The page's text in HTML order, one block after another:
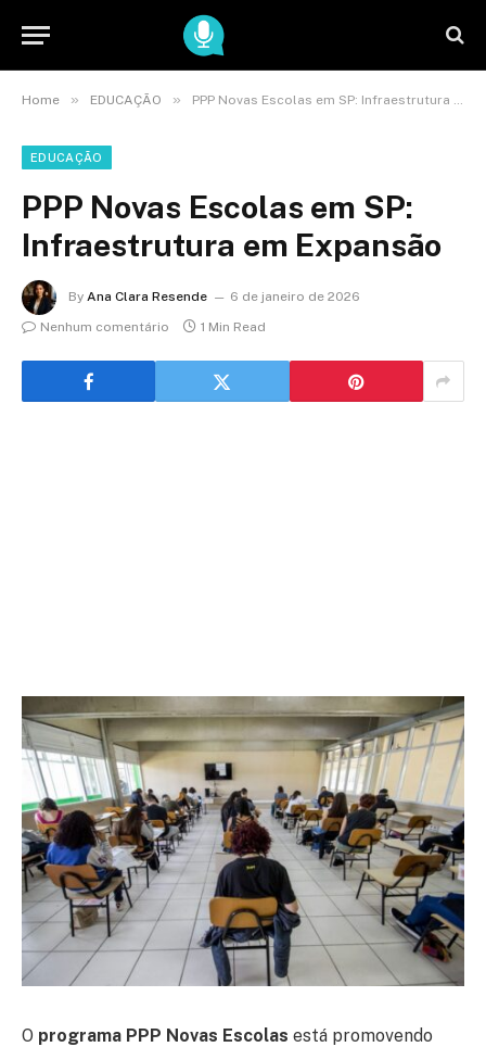
Home » EDUCAÇÃO » PPP Novas Escolas em SP: Infraestrutura em Expansão
EDUCAÇÃO
PPP Novas Escolas em SP:
Infraestrutura em Expansão
By Ana Clara Resende
6 de janeiro de 2026
Nenhum comentário
1 Min Read
O programa PPP Novas Escolas está promovendo